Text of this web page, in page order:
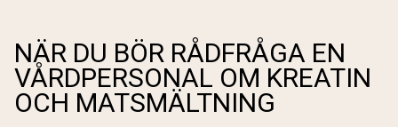
NÄR DU BÖR RÅDFRÅGA EN
VÅRDPERSONAL OM KREATIN
OCH MATSMÄLTNING